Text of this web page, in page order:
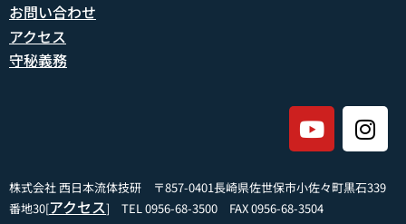
お問い合わせ
アクセス
守秘義務
株式会社 西日本流体技研 〒857-0401長崎県佐世保市小佐々町黒石339
番地30[アクセス] TEL 0956-68-3500 FAX 0956-68-3504